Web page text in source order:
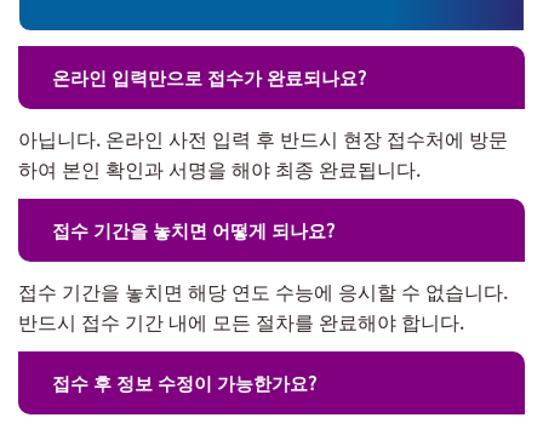
온라인 입력만으로 접수가 완료되나요?
아닙니다. 온라인 사전 입력 후 반드시 현장 접수처에 방문
하여 본인 확인과 서명을 해야 최종 완료됩니다.
접수 기간을 놓치면 어떻게 되나요?
접수 기간을 놓치면 해당 연도 수능에 응시할 수 없습니다.
반드시 접수 기간 내에 모든 절차를 완료해야 합니다.
접수 후 정보 수정이 가능한가요?